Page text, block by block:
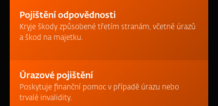
Pojištění odpovědnosti
Kryje škody způsobené třetím stranám, včetně úrazů
a škod na majetku.
Úrazové pojištění
Poskytuje finanční pomoc v případě úrazu nebo
trvalé invalidity.